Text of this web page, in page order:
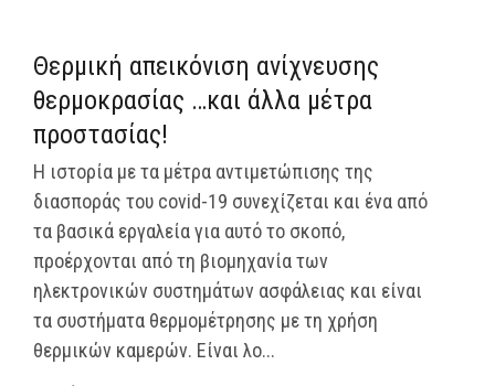
Θερμική απεικόνιση ανίχνευσης
θερμοκρασίας …και άλλα μέτρα
προστασίας!
Η ιστορία με τα μέτρα αντιμετώπισης της
διασποράς του covid-19 συνεχίζεται και ένα από
τα βασικά εργαλεία για αυτό το σκοπό,
προέρχονται από τη βιομηχανία των
ηλεκτρονικών συστημάτων ασφάλειας και είναι
τα συστήματα θερμομέτρησης με τη χρήση
θερμικών καμερών. Είναι λο...